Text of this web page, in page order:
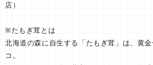
店）
※たもぎ茸とは
北海道の森に自生する「たもぎ茸」は、黄
コ。